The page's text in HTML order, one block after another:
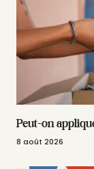
Peut-on
8 août 2026